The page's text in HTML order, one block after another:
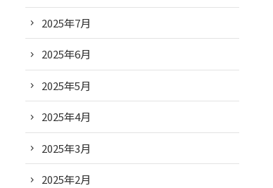
2025年7月
2025年6月
2025年5月
2025年4月
2025年3月
2025年2月